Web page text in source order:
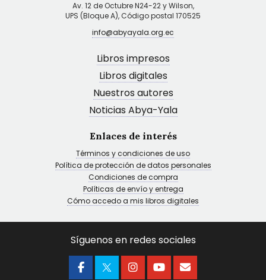
Av. 12 de Octubre N24-22 y Wilson,
UPS (Bloque A), Código postal 170525
info@abyayala.org.ec
Libros impresos
Libros digitales
Nuestros autores
Noticias Abya-Yala
Enlaces de interés
Términos y condiciones de uso
Política de protección de datos personales
Condiciones de compra
Políticas de envío y entrega
Cómo accedo a mis libros digitales
Síguenos en redes sociales